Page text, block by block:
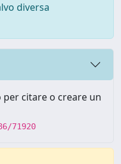
diversa
citare o creare un
71920